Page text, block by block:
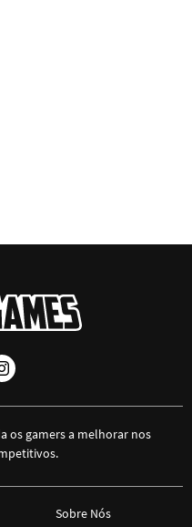
os gamers a melhorar nos
Sobre Nós